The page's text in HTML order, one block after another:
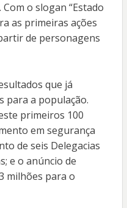
o slogan “Estado
as primeiras ações
de personagens
que já
para a população.
primeiros 100
em segurança
de seis Delegacias
e o anúncio de
milhões para o